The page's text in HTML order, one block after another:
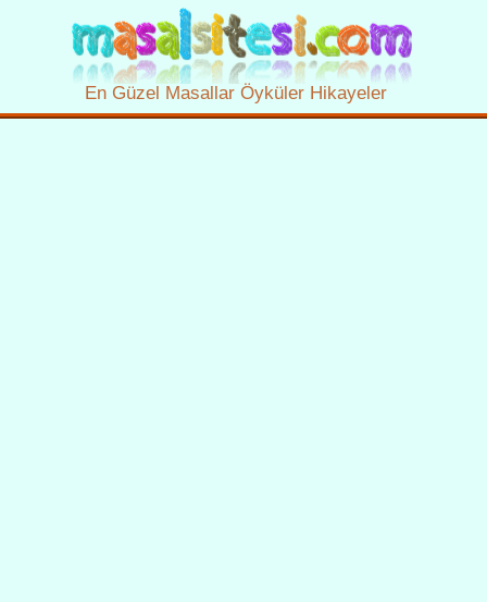
En Güzel Masallar Öyküler Hikayeler